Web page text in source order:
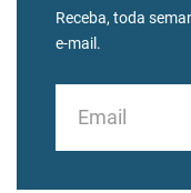
Receba, toda
e-mail.